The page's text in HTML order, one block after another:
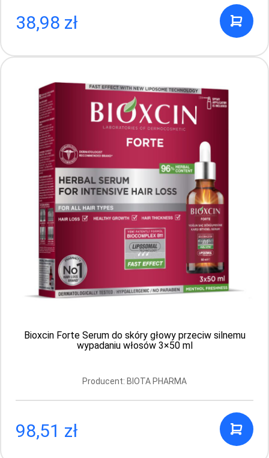
19.84 PLN
cienkich, zniszczonych z kolagenem i
keratyną 360 ml
19.89 PLN
38,98 zł
Bioxcin Forte Serum do skóry głowy przeciw silnemu
wypadaniu włosów 3×50 ml
Producent: BIOTA PHARMA
98,51 zł